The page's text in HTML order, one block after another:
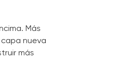
Más
nueva
más